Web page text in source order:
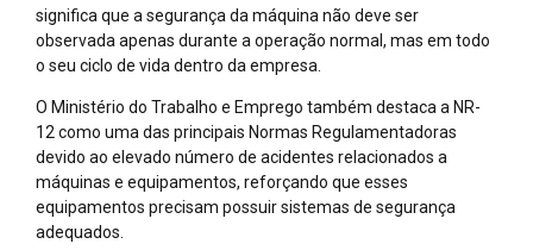
significa que a segurança da máquina não deve ser
observada apenas durante a operação normal, mas em todo
o seu ciclo de vida dentro da empresa.
O Ministério do Trabalho e Emprego também destaca a NR-
12 como uma das principais Normas Regulamentadoras
devido ao elevado número de acidentes relacionados a
máquinas e equipamentos, reforçando que esses
equipamentos precisam possuir sistemas de segurança
adequados.